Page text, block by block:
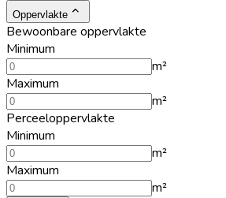
Oppervlakte
Bewoonbare oppervlakte
Minimum
m²
Maximum
m²
Perceeloppervlakte
Minimum
m²
Maximum
m²